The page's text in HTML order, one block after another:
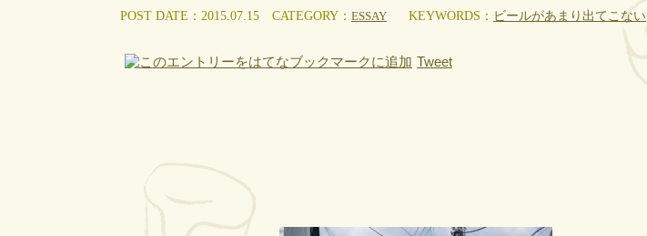
POST DATE：2015.07.15 CATEGORY： ESSAY KEYWORDS： ビールがあまり出てこない
Tweet